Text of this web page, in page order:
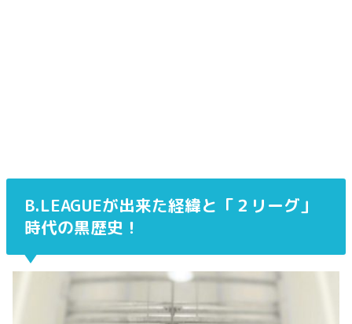
B.LEAGUEが出来た経緯と「２リーグ」
時代の黒歴史！